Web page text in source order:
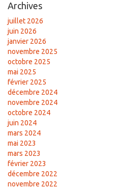
Archives
juillet 2026
juin 2026
janvier 2026
novembre 2025
octobre 2025
mai 2025
février 2025
décembre 2024
novembre 2024
octobre 2024
juin 2024
mars 2024
mai 2023
mars 2023
février 2023
décembre 2022
novembre 2022